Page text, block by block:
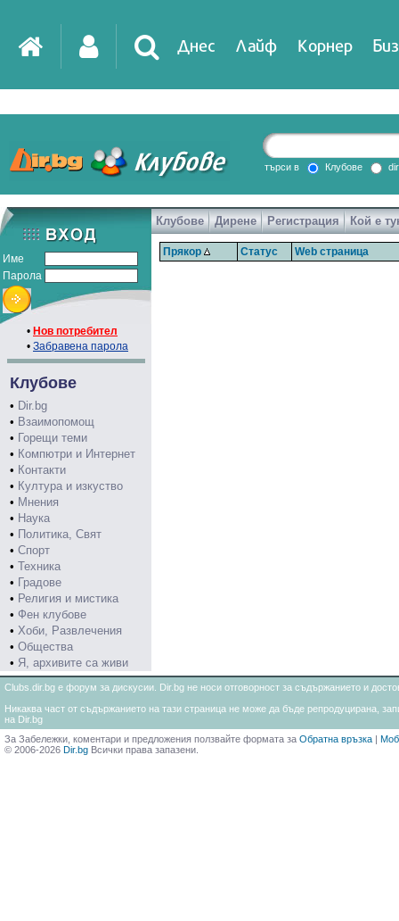
Днес Лайф Корнер
DirTV Impressio
Games
търси в Клубове
Име
Парола
• Нов потребител
• Забравена парола
Клубове
• Dir.bg
• Взаимопомощ
• Горещи теми
• Компютри и Интернет
• Контакти
• Култура и изкуство
• Мнения
• Наука
• Политика, Свят
• Спорт
• Техника
• Градове
• Религия и мистика
• Фен клубове
• Хоби, Развлечения
• Общества
• Я, архивите са живи
Клубове Дирене Регистрация Кой е
Прякор Статус Web страница
Clubs.dir.bg е форум за дискусии. Dir.bg не носи отговорност за съдържанието и
Никаква част от съдържанието на тази страница не може да бъде репродуцирана,
на Dir.bg
За Забележки, коментари и предложения ползвайте формата за Обратна връзка |
© 2006-2026 Dir.bg Всички права запазени.